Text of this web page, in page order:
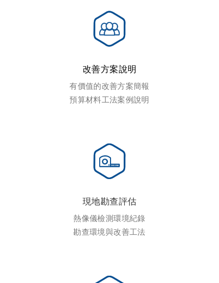
改善方案說明
有價值的改善方案簡報
預算材料工法案例說明
現地勘查評估
熱像儀檢測環境紀錄
勘查環境與改善工法